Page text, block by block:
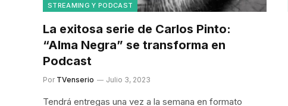
STREAMING Y PODCAST
La exitosa serie de Carlos Pinto:
“Alma Negra” se transforma en
Podcast
Por TVenserio Julio 3, 2023
Tendrá entregas una vez a la semana en formato